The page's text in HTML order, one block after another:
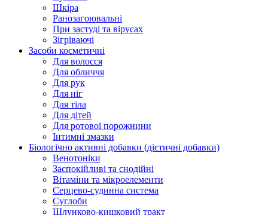
Шкіра
Ранозагоювальні
При застуді та вірусах
Зігріваючі
Засоби косметичні
Для волосся
Для обличчя
Для рук
Для ніг
Для тіла
Для дітей
Для ротової порожнини
Інтимні змазки
Біологічно активні добавки (дієтичні добавки)
Венотоніки
Заспокійливі та снодійні
Вітаміни та мікроелементи
Серцево-судинна система
Суглоби
Шлунково-кишковий тракт